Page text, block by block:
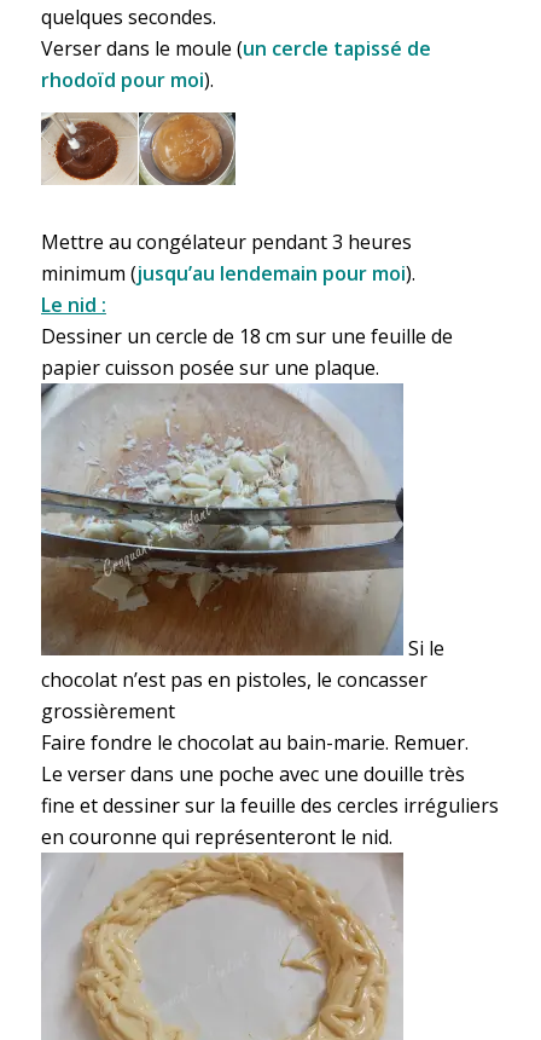
quelques secondes.
Verser dans le moule (un cercle tapissé de
rhodoïd pour moi).
Mettre au congélateur pendant 3 heures
minimum (jusqu’au lendemain pour moi).
Le nid :
Dessiner un cercle de 18 cm sur une feuille de
papier cuisson posée sur une plaque.
Si le
chocolat n’est pas en pistoles, le concasser
grossièrement
Faire fondre le chocolat au bain-marie. Remuer.
Le verser dans une poche avec une douille très
fine et dessiner sur la feuille des cercles irréguliers
en couronne qui représenteront le nid.